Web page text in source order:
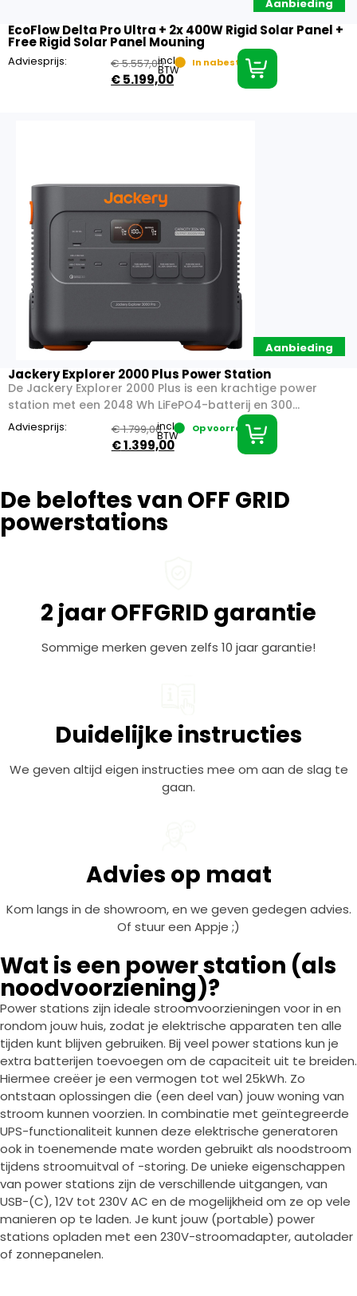
Aanbieding
EcoFlow Delta Pro Ultra + 2x 400W Rigid Solar Panel +
Free Rigid Solar Panel Mouning
Adviesprijs: €5.557,00
€5.199,00
incl.
BTW
In nabestelling
Aanbieding
Jackery Explorer 2000 Plus Power Station
De Jackery Explorer 2000 Plus is een krachtige power
station met een 2048 Wh LiFePO4-batterij en 300...
Adviesprijs: €1.799,00
€1.399,00
incl.
BTW
Op voorraad
De beloftes van OFF GRID
powerstations
2 jaar OFFGRID garantie
Sommige merken geven zelfs 10 jaar garantie!
Duidelijke instructies
We geven altijd eigen instructies mee om aan de slag te
gaan.
Advies op maat
Kom langs in de showroom, en we geven gedegen advies.
Of stuur een Appje ;)
Wat is een power station (als
noodvoorziening)?
Power stations zijn ideale stroomvoorzieningen voor in en
rondom jouw huis, zodat je elektrische apparaten ten alle
tijden kunt blijven gebruiken. Bij veel power stations kun je
extra batterijen toevoegen om de capaciteit uit te breiden.
Hiermee creëer je een vermogen tot wel 25kWh. Zo
ontstaan oplossingen die (een deel van) jouw woning van
stroom kunnen voorzien. In combinatie met geïntegreerde
UPS-functionaliteit kunnen deze elektrische generatoren
ook in toenemende mate worden gebruikt als noodstroom
tijdens stroomuitval of -storing. De unieke eigenschappen
van power stations zijn de verschillende uitgangen, van
USB-(C), 12V tot 230V AC en de mogelijkheid om ze op vele
manieren op te laden. Je kunt jouw (portable) power
stations opladen met een 230V-stroomadapter, autolader
of zonnepanelen.